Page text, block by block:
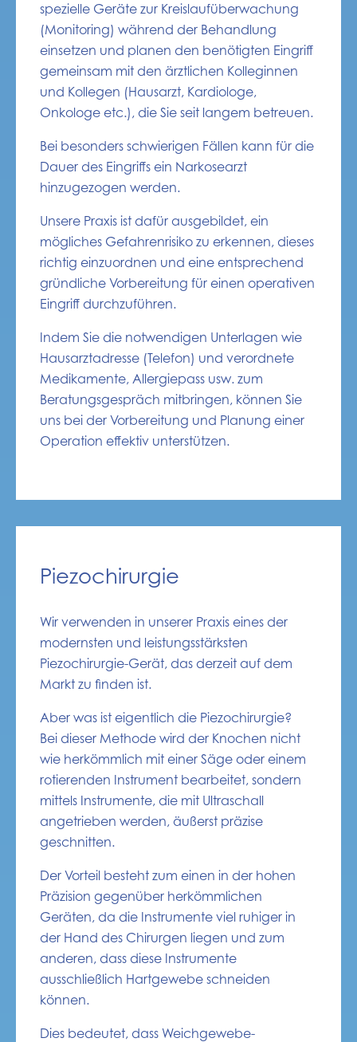
spezielle Geräte zur Kreislaufüberwachung
(Monitoring) während der Behandlung
einsetzen und planen den benötigten Eingriff
gemeinsam mit den ärztlichen Kolleginnen
und Kollegen (Hausarzt, Kardiologe,
Onkologe etc.), die Sie seit langem betreuen.
Bei besonders schwierigen Fällen kann für die
Dauer des Eingriffs ein Narkosearzt
hinzugezogen werden.
Unsere Praxis ist dafür ausgebildet, ein
mögliches Gefahrenrisiko zu erkennen, dieses
richtig einzuordnen und eine entsprechend
gründliche Vorbereitung für einen operativen
Eingriff durchzuführen.
Indem Sie die notwendigen Unterlagen wie
Hausarztadresse (Telefon) und verordnete
Medikamente, Allergiepass usw. zum
Beratungsgespräch mitbringen, können Sie
uns bei der Vorbereitung und Planung einer
Operation effektiv unterstützen.
Piezochirurgie
Wir verwenden in unserer Praxis eines der
modernsten und leistungsstärksten
Piezochirurgie-Gerät, das derzeit auf dem
Markt zu finden ist.
Aber was ist eigentlich die Piezochirurgie?
Bei dieser Methode wird der Knochen nicht
wie herkömmlich mit einer Säge oder einem
rotierenden Instrument bearbeitet, sondern
mittels Instrumente, die mit Ultraschall
angetrieben werden, äußerst präzise
geschnitten.
Der Vorteil besteht zum einen in der hohen
Präzision gegenüber herkömmlichen
Geräten, da die Instrumente viel ruhiger in
der Hand des Chirurgen liegen und zum
anderen, dass diese Instrumente
ausschließlich Hartgewebe schneiden
können.
Dies bedeutet, dass Weichgewebe-